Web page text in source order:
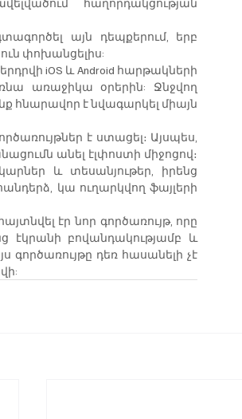
այն դեպքերում, երբ
փոխանցելիս:
iOS և Android հարթակների
առաջիկա օրերին: Ջնջվող
հնարավոր է նվագարկել միայն
է ստացել։ Այսպես,
անել էլփոստի միջոցով։
և տեսանյութեր, իրենց
կա ուղարկվող ֆայլերի
էր նոր գործառույթ, որը
էկրանի բովանդակությամբ և
գործառույթը դեռ հասանելի չէ